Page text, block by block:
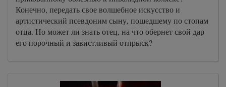
Конечно, передать свое волшебное искусство и
артистический псевдоним сыну, пошедшему по стопам
отца. Но может ли знать отец, на что обернет свой дар
его порочный и завистливый отпрыск?